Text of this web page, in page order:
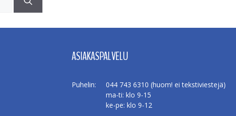
ASIAKASPALVELU
Puhelin:
044 743 6310 (huom! ei tekstiviestejä)
ma-ti: klo 9-15
ke-pe: klo 9-12